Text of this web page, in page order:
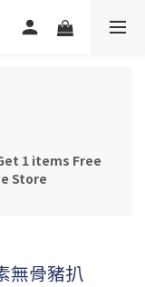
1 items Free
Store
無骨豬扒